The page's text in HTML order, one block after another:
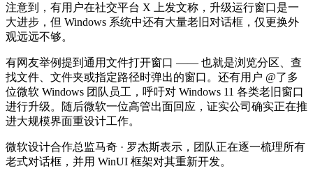
注意到，有用户在社交平台 X 上发文称，升级运行窗口是一
大进步，但 Windows 系统中还有大量老旧对话框，仅更换外
观远远不够。
有网友举例提到通用文件打开窗口 —— 也就是浏览分区、查
找文件、文件夹或指定路径时弹出的窗口。还有用户 @了多
位微软 Windows 团队员工，呼吁对 Windows 11 各类老旧窗口
进行升级。随后微软一位高管出面回应，证实公司确实正在推
进大规模界面重设计工作。
微软设计合作总监马奇 · 罗杰斯表示，团队正在逐一梳理所有
老式对话框，并用 WinUI 框架对其重新开发。